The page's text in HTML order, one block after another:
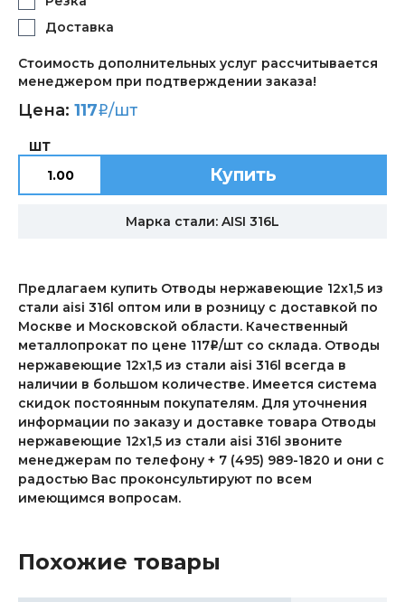
Доставка
Стоимость дополнительных услуг рассчитывается
менеджером при подтверждении заказа!
Цена: 117i/шт
ШТ
Купить
Марка стали: AISI 316L
Предлагаем купить Отводы нержавеющие 12х1,5 из
стали aisi 316l оптом или в розницу с доставкой по
Москве и Московской области. Качественный
металлопрокат по цене 117i/шт со склада. Отводы
нержавеющие 12х1,5 из стали aisi 316l всегда в
наличии в большом количестве. Имеется система
скидок постоянным покупателям. Для уточнения
информации по заказу и доставке товара Отводы
нержавеющие 12х1,5 из стали aisi 316l звоните
менеджерам по телефону + 7 (495) 989-1820 и они с
радостью Вас проконсультируют по всем
имеющимся вопросам.
Похожие товары